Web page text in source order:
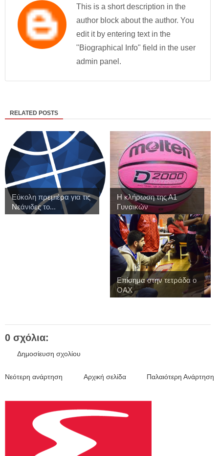
This is a short description in the
author block about the author. You
edit it by entering text in the
"Biographical Info" field in the user
admin panel.
RELATED POSTS
Εύκολη πρεμιέρα για τις
Νεάνιδες το...
Η κλήρωση της Α1
Γυναικών
Επίσημα στην τετράδα ο
ΟΑΧ
0 σχόλια:
Δημοσίευση σχολίου
Νεότερη ανάρτηση Παλαιότερη Ανάρτηση
Αρχική σελίδα